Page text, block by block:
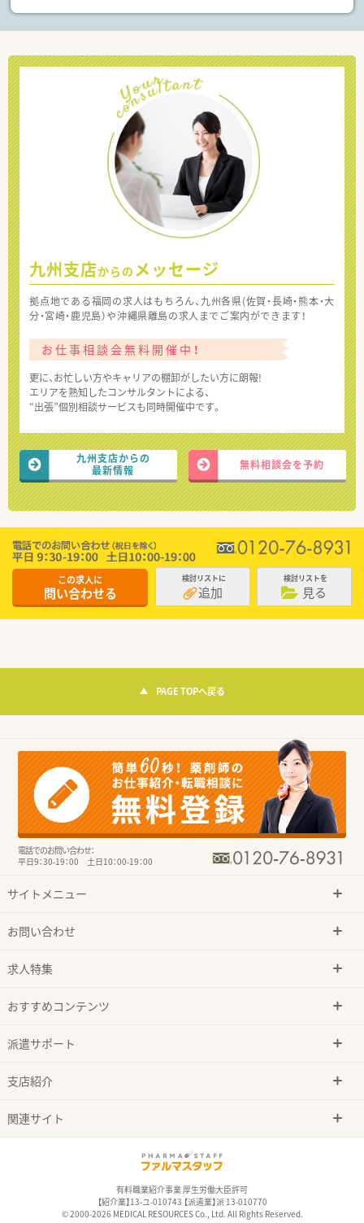
九州支店からの メッセージ
拠点地である福岡の求人はもちろん、九州各県(佐賀・長崎・熊本・大
分・宮崎・鹿児島）や沖縄県離島の求人までご案内ができます！
お仕事相談会無料開催中！
更に、お忙しい方やキャリアの棚卸がしたい方に朗報!
エリアを熟知したコンサルタントによる、
“出張”個別相談サービスも同時開催中です。
九州支店からの
最新情報
無料相談会を予約
この求人に
問い合わせる
検討リストに
追加
検討リストを
見る
PAGE TOPへ戻る
電話でのお問い合わせ：
平日9：30-19：00 土日10：00-19：00
サイトメニュー
お問い合わせ
求人特集
おすすめコンテンツ
派遣サポート
支店紹介
関連サイト
有料職業紹介事業 厚生労働大臣許可
【紹介業】13-ユ-010743 【派遣業】派 13-010770
© 2000-2026 MEDICAL RESOURCES Co., Ltd. All Rights Reserved.